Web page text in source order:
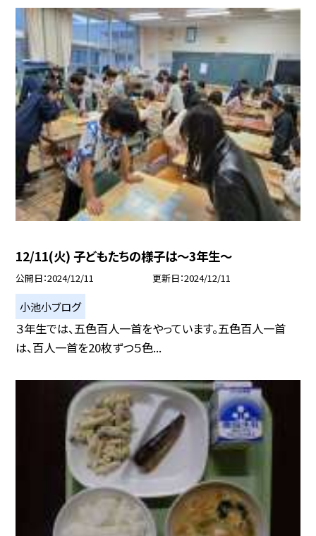
12/11(火) 子どもたちの様子は〜3年生〜
公開日 2024/12/11 更新日 2024/12/11
小池小ブログ
３年生では、五色百人一首をやっています。五色百人一首
は、百人一首を20枚ずつ５色...